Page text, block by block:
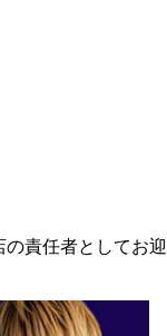
責任者として